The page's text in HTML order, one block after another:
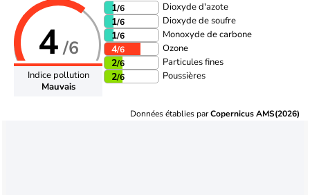
4/6
Indice pollution
Mauvais
1/6 Dioxyde d'azote
1/6 Dioxyde de soufre
1/6 Monoxyde de carbone
4/6 Ozone
2/6 Particules fines
2/6 Poussières
Données établies parCopernicus AMS(2026)